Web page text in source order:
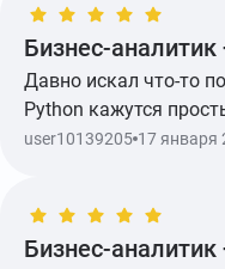
Показать ещё
Бизнес-
Давно искал что-то
Python кажутся
user10139205 17 января
Бизнес-